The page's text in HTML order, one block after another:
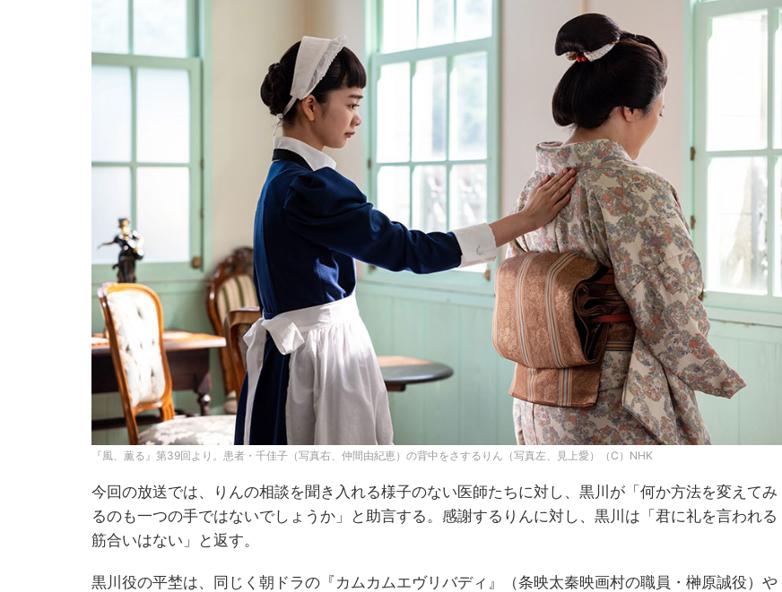
『風、薫る』第39回より。患者・千佳子（写真右、仲間由紀恵）の背中をさするりん（写真左、見上愛）（C）NHK
今回の放送では、りんの相談を聞き入れる様子のない医師たちに対し、黒川が「何か方法を変えてみ
るのも一つの手ではないでしょうか」と助言する。感謝するりんに対し、黒川は「君に礼を言われる
筋合いはない」と返す。
黒川役の平埜は、同じく朝ドラの『カムカムエヴリバディ』（条映太秦映画村の職員・榊原誠役）や